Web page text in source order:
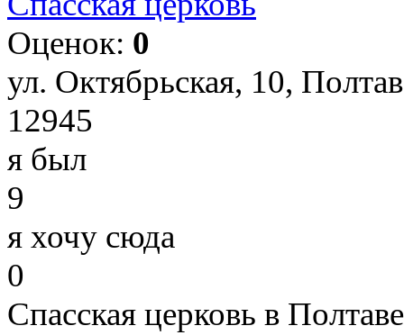
Оценок: 0
ул. Октябрьская, 10,
12945
я был
9
я хочу сюда
0
Спасская церковь в